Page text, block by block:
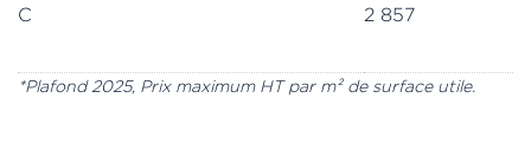
C 2 857
*Plafond 2025, Prix maximum HT par m² de surface utile.